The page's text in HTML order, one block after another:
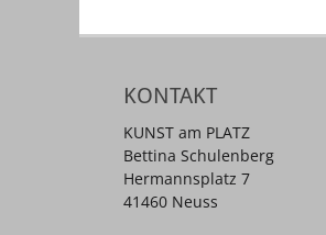
KONTAKT
KUNST am PLATZ
Bettina Schulenberg
Hermannsplatz 7
41460 Neuss